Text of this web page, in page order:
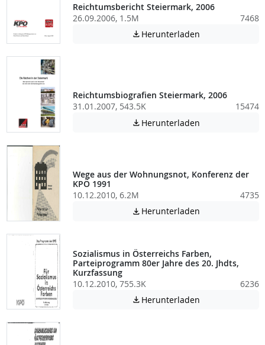
Reichtumsbericht Steiermark, 2006
26.09.2006, 1.5M
7468
 Herunterladen
Reichtumsbiografien Steiermark, 2006
31.01.2007, 543.5K
15474
 Herunterladen
Wege aus der Wohnungsnot, Konferenz der
KPÖ 1991
10.12.2010, 6.2M
4735
 Herunterladen
Sozialismus in Österreichs Farben,
Parteiprogramm 80er Jahre des 20. Jhdts,
Kurzfassung
10.12.2010, 755.3K
6236
 Herunterladen